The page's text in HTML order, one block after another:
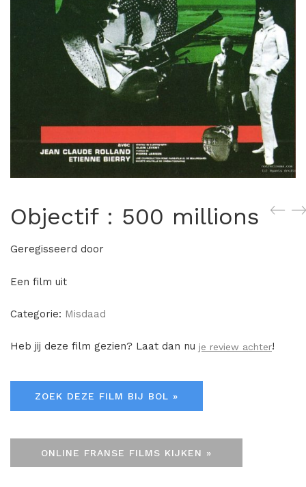
Objectif : 500 millions
Geregisseerd door
Een film uit
Categorie: Misdaad
Heb jij deze film gezien? Laat dan nu je review achter!
ZOEK DEZE FILM BIJ BOL »
ONLINE FRANSE FILMS KIJKEN »